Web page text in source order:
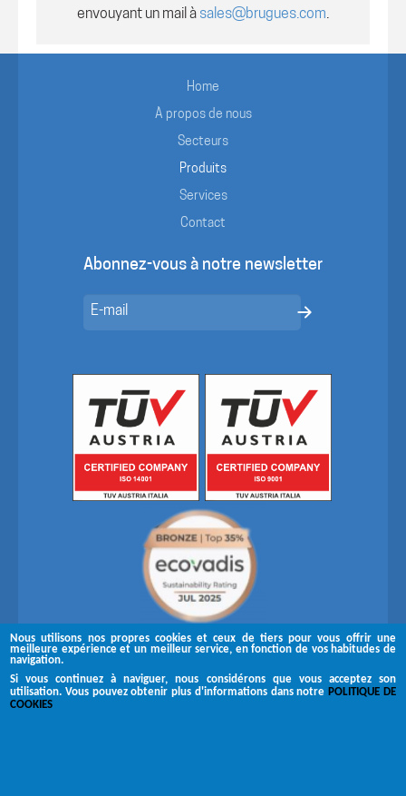
Nous utilisons nos propres cookies et ceux de tiers pour vous offrir une
meilleure expérience et un meilleur service, en fonction de vos habitudes de
navigation.
Si vous continuez à naviguer, nous considérons que vous acceptez son
utilisation. Vous pouvez obtenir plus d'informations dans notre POLITIQUE DE
COOKIES
envouyant un mail à sales@brugues.com.
Home
À propos de nous
Secteurs
Produits
Services
Contact
Abonnez-vous à notre newsletter
Suivez-nous sur